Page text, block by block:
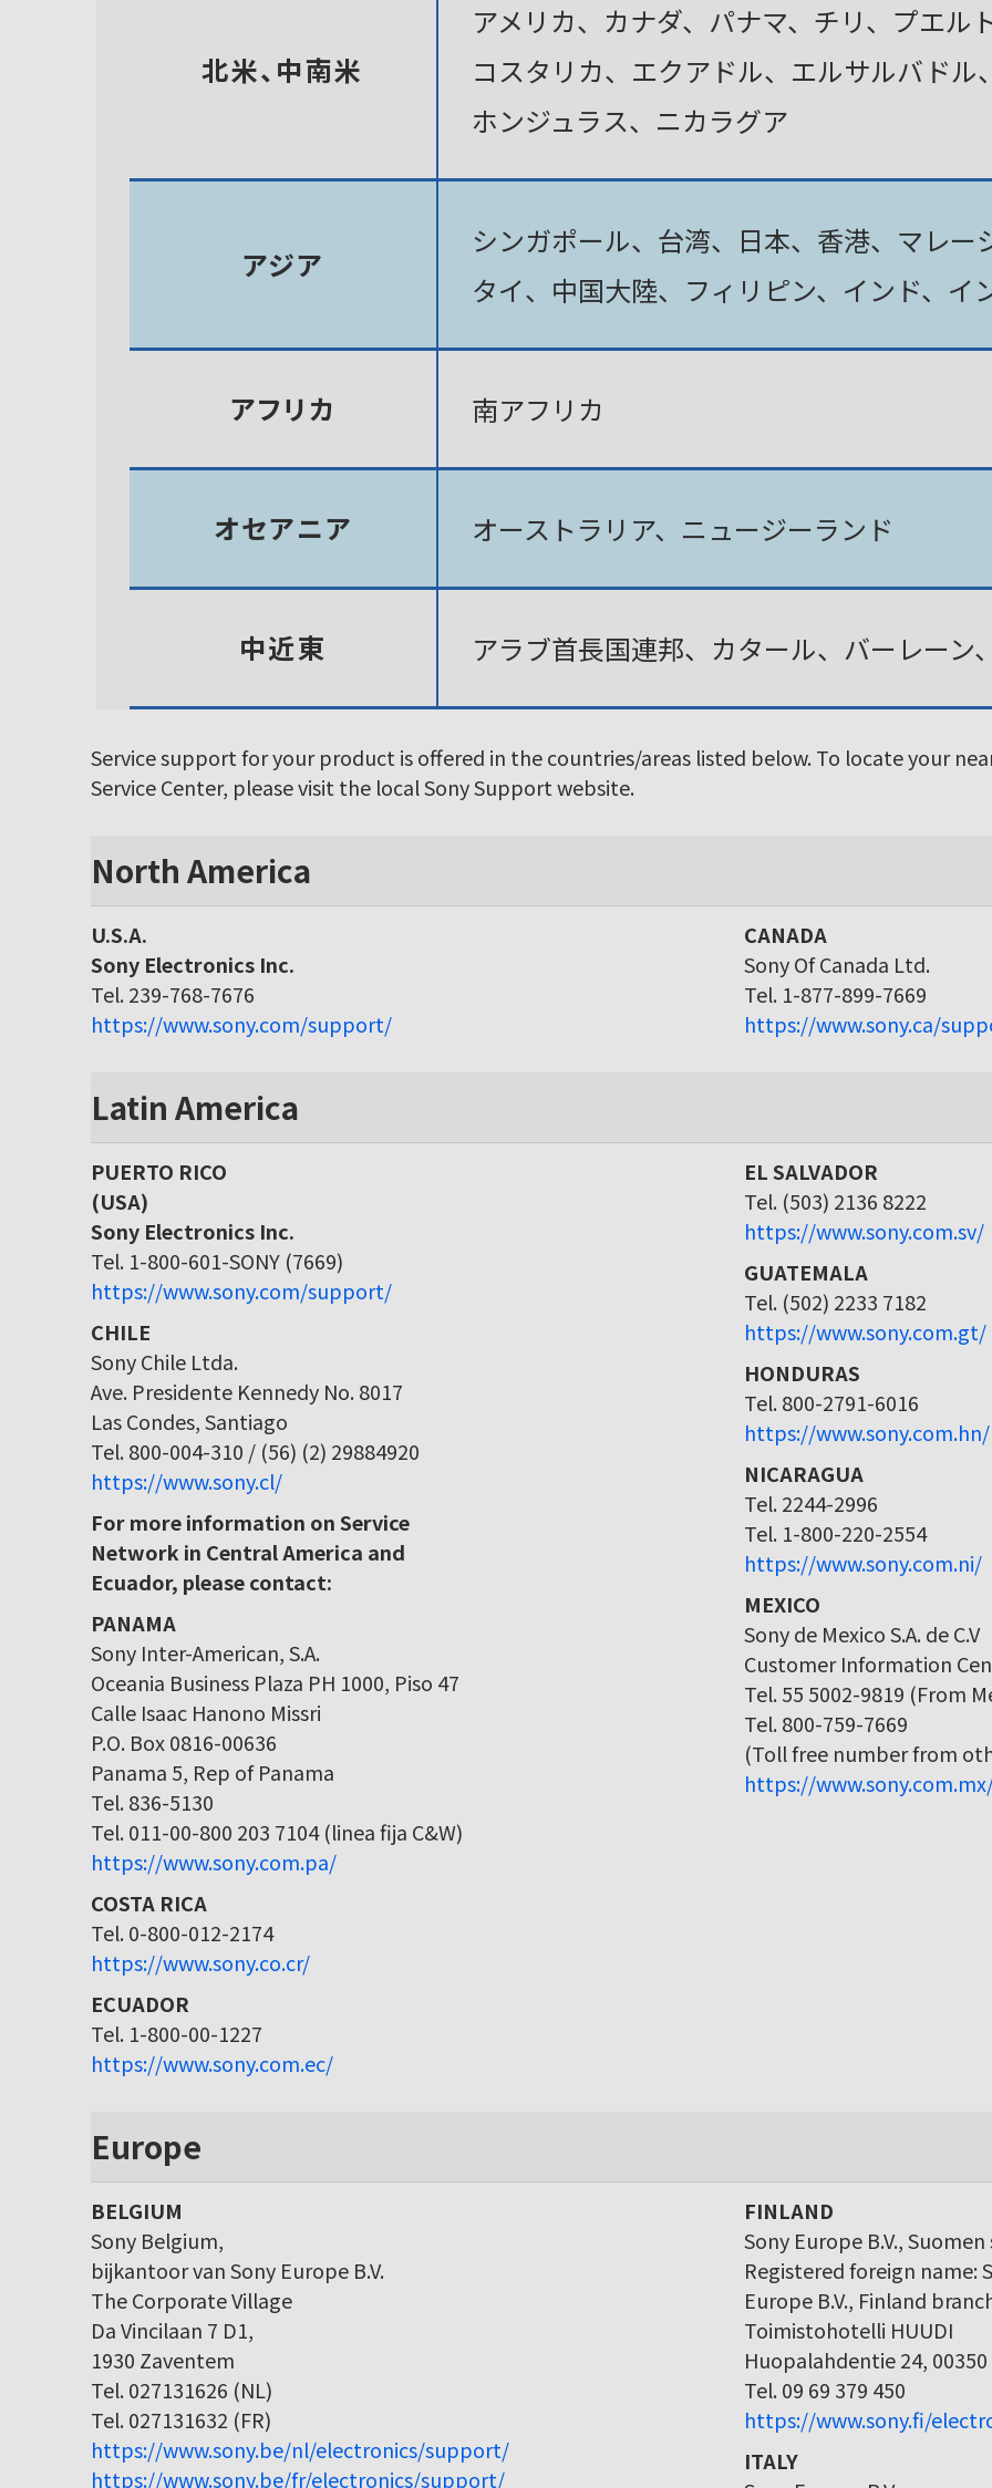
北米、中南米
アメリカ、カナダ、パナマ、チリ、プエル
コスタリカ、エクアドル、エルサルバドル
ホンジュラス、ニカラグア
アジア
シンガポール、台湾、日本、香港、マレー
タイ、中国大陸、フィリピン、インド、イ
アフリカ 南アフリカ
オセアニア オーストラリア、ニュージーランド
中近東 アラブ首長国連邦、カタール、バーレーン
Service support for your product is offered in the countries/areas listed below. To locate your
Service Center, please visit the local Sony Support website.
North America
U.S.A.
Sony Electronics Inc.
Tel. 239-768-7676
https://www.sony.com/support/
CANADA
Sony Of Canada Ltd.
Tel. 1-877-899-7669
https://www.sony.ca/
Latin America
PUERTO RICO
(USA)
Sony Electronics Inc.
Tel. 1-800-601-SONY (7669)
https://www.sony.com/support/
CHILE
Sony Chile Ltda.
Ave. Presidente Kennedy No. 8017
Las Condes, Santiago
Tel. 800-004-310 / (56) (2) 29884920
https://www.sony.cl/
For more information on Service
Network in Central America and
Ecuador, please contact:
PANAMA
Sony Inter-American, S.A.
Oceania Business Plaza PH 1000, Piso 47
Calle Isaac Hanono Missri
P.O. Box 0816-00636
Panama 5, Rep of Panama
Tel. 836-5130
Tel. 011-00-800 203 7104 (linea fija C&W)
https://www.sony.com.pa/
COSTA RICA
Tel. 0-800-012-2174
https://www.sony.co.cr/
ECUADOR
Tel. 1-800-00-1227
https://www.sony.com.ec/
EL SALVADOR
Tel. (503) 2136 8222
https://www.sony.com.sv/
GUATEMALA
Tel. (502) 2233 7182
https://www.sony.com.gt/
HONDURAS
Tel. 800-2791-6016
https://www.sony.com.hn/
NICARAGUA
Tel. 2244-2996
Tel. 1-800-220-2554
https://www.sony.com.ni/
MEXICO
Sony de Mexico S.A. de C.V
Customer Information
Tel. 55 5002-9819 (From
Tel. 800-759-7669
(Toll free number from
https://
Europe
BELGIUM
Sony Belgium,
bijkantoor van Sony Europe B.V.
The Corporate Village
Da Vincilaan 7 D1,
1930 Zaventem
Tel. 027131626 (NL)
Tel. 027131632 (FR)
https://www.sony.be/nl/electronics/support/
https://www.sony.be/fr/electronics/support/
FINLAND
Sony Europe B.V.,
Registered foreign name:
Europe B.V., Finland
Toimistohotelli HUUDI
Huopalahdentie 24,
Tel. 09 69 379 450
https://www.sony.fi/
ITALY